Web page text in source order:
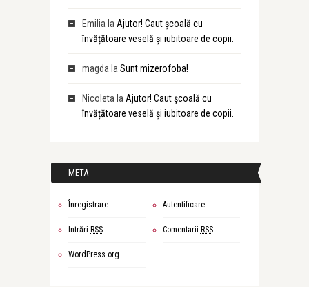
Emilia la Ajutor! Caut școală cu
învățătoare veselă și iubitoare de copii.
magda la Sunt mizerofoba!
Nicoleta la Ajutor! Caut școală cu
învățătoare veselă și iubitoare de copii.
META
Înregistrare Autentificare
Intrări RSS Comentarii RSS
WordPress.org